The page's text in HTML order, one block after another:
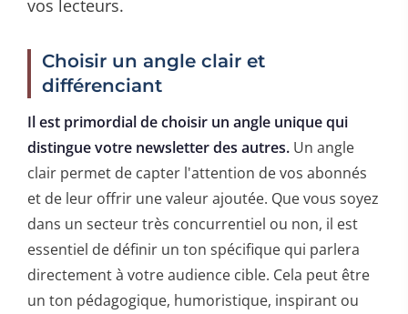
vos lecteurs.
Choisir un angle clair et
différenciant
Il est primordial de choisir un angle unique qui
distingue votre newsletter des autres. Un angle
clair permet de capter l'attention de vos abonnés
et de leur offrir une valeur ajoutée. Que vous soyez
dans un secteur très concurrentiel ou non, il est
essentiel de définir un ton spécifique qui parlera
directement à votre audience cible. Cela peut être
un ton pédagogique, humoristique, inspirant ou